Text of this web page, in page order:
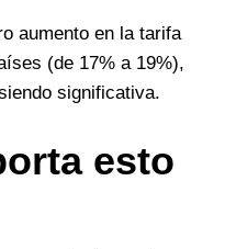
aumento en la tarifa
(de 17% a 19%),
significativa.
esto